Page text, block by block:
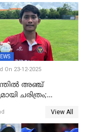
On 23-12-2025
അഞ്ച്
ചരിത്രം;
താരം
View All